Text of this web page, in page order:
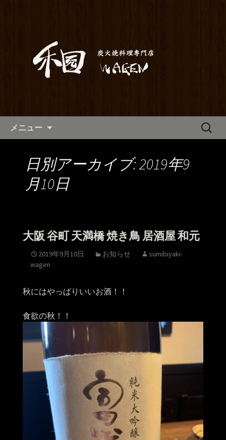
和元からのお知らせ
わった炭火焼き料理をご提供しており
ます。2階はお座敷で宴会や歓送迎会に
もご利用いただけます。ホテル京阪か
メニュー
検
日別アーカイブ: 2019年9
月10日
大阪 谷町 天満橋 焼き鳥 居酒屋 和元
2019年9月10日 お知らせ
sumibiyaki-
wagen
秋にはやっぱりいいお酒！！
食欲の秋！！